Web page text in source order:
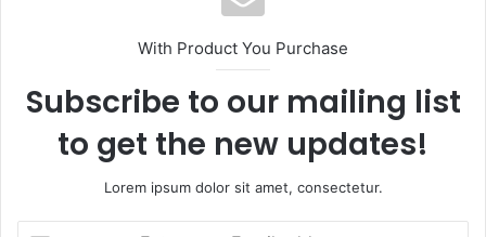
With Product You Purchase
Subscribe to our mailing list
to get the new updates!
Lorem ipsum dolor sit amet, consectetur.